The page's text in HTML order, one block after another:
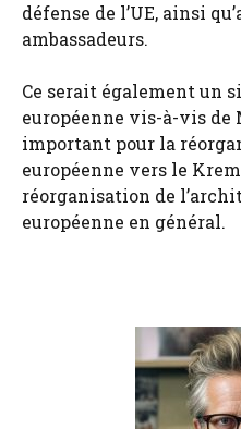
défense de l’UE, ainsi
ambassadeurs.
Ce serait également un
européenne vis-à-vis de
important pour la
européenne vers le
réorganisation de
européenne en général.